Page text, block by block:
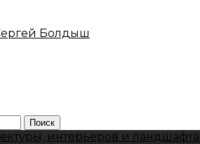
Болдыш
интерьеров и